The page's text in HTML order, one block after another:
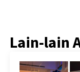
Lain-lain